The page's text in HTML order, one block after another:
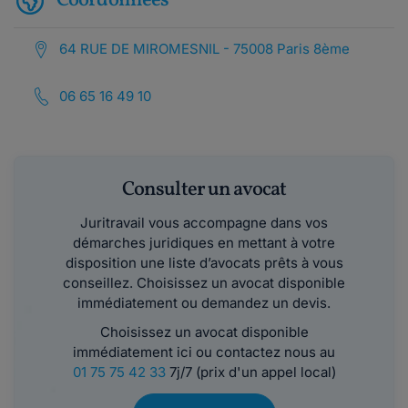
64 RUE DE MIROMESNIL - 75008 Paris 8ème
06 65 16 49 10
Consulter un avocat
Juritravail vous accompagne dans vos
démarches juridiques en mettant à votre
disposition une liste d’avocats prêts à vous
conseillez. Choisissez un avocat disponible
immédiatement ou demandez un devis.
Choisissez un avocat disponible
immédiatement ici ou contactez nous au
01 75 75 42 337j/7 (prix d'un appel local)